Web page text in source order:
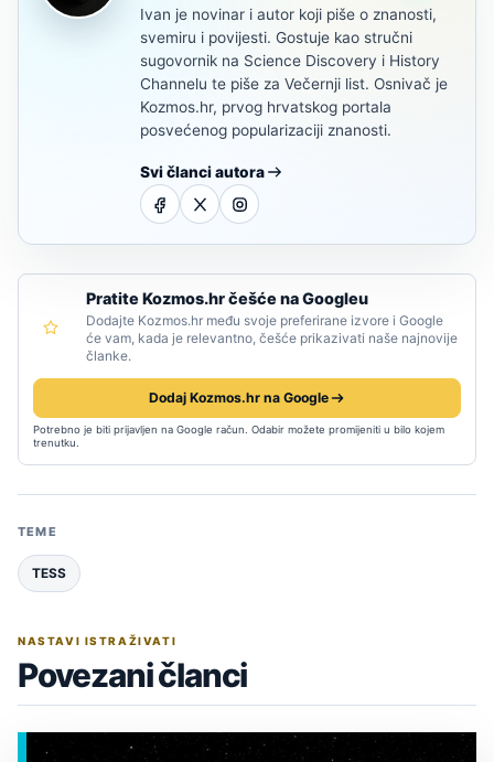
Ivan je novinar i autor koji piše o znanosti,
svemiru i povijesti. Gostuje kao stručni
sugovornik na Science Discovery i History
Channelu te piše za Večernji list. Osnivač je
Kozmos.hr, prvog hrvatskog portala
posvećenog popularizaciji znanosti.
Svi članci autora
Pratite Kozmos.hr češće na Googleu
Dodajte Kozmos.hr među svoje preferirane izvore i Google
će vam, kada je relevantno, češće prikazivati naše najnovije
članke.
Dodaj Kozmos.hr na Google
Potrebno je biti prijavljen na Google račun. Odabir možete promijeniti u bilo kojem
trenutku.
TEME
TESS
NASTAVI ISTRAŽIVATI
Povezani članci